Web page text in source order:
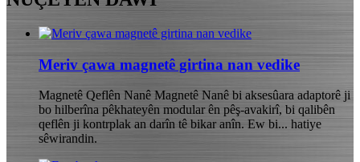
Meriv çawa magnetê girtina nan vedike
Magnetê Qeflên Nanê Magnetê Nanê bi aksesûara adaptorê ji
bo hilberîna pêkhateyên modular ên pêş-avakirî, bi qalibên
qeflên ji kontrplak an darîn tê bikar anîn. Ew bi... hatiye
sêwirandin.